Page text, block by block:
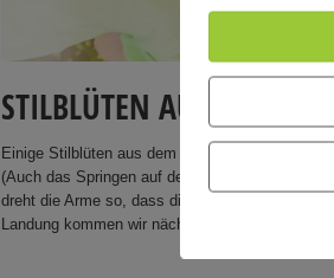
STILBLÜTEN AUS DEM
Einige Stilblüten aus dem Sportunterricht
(Auch das Springen auf dem Schulhof kann
dreht die Arme so, dass die Unterarme oben
Landung kommen wir nächste […]